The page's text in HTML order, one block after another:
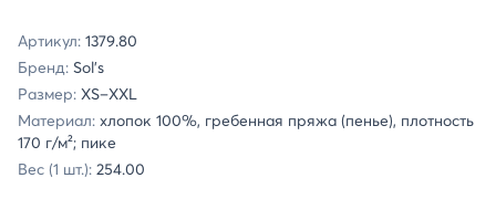
Артикул: 1379.80
Бренд: Sol's
Размер: XS–XXL
Материал: хлопок 100%, гребенная пряжа (пенье), плотность
170 г/м²; пике
Вес (1 шт.): 254.00